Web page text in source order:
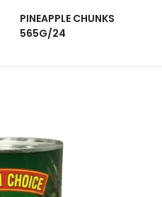
PINEAPPLE CHUNKS
565G/24